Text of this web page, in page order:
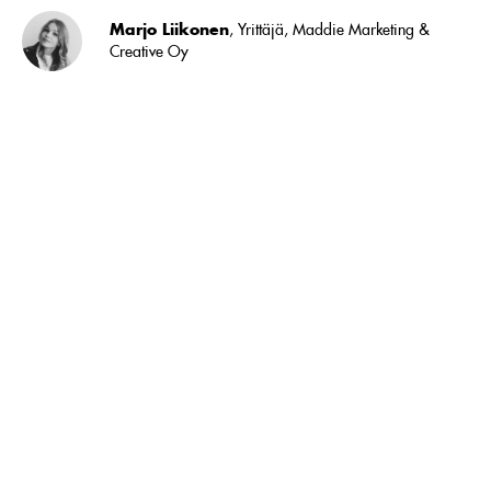
Marjo Liikonen, Yrittäjä, Maddie Marketing &
Creative Oy